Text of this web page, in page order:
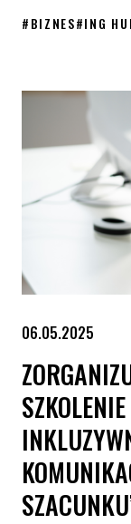
#BIZNES#ING
06.05.2025